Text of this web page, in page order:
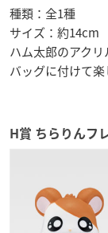
種類：全1種
サイズ：約14cm
ハム太郎のアク
バッグに付けて
H賞 ちらりんフ